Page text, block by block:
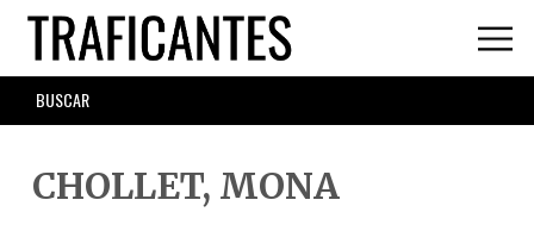
Skip
main
content
SEARCH
FORM
CHOLLET, MONA